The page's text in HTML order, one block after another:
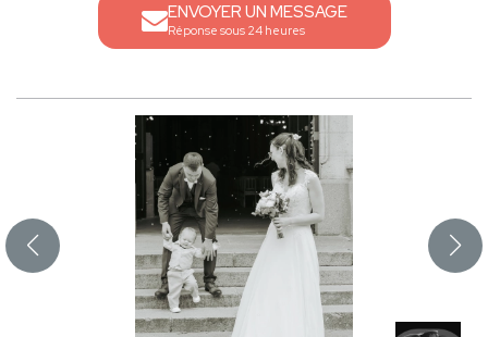
ENVOYER UN MESSAGE
Réponse sous 24 heures